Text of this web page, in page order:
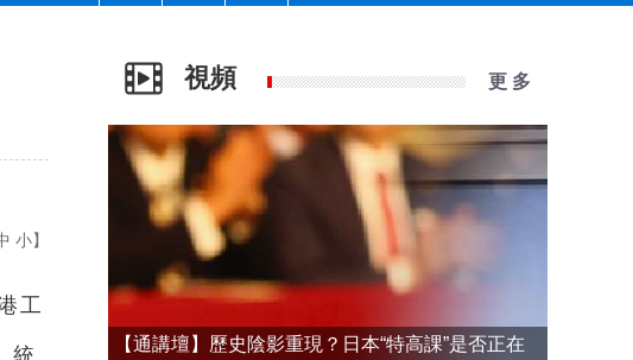
小】
工
統
視頻 更 多
【通講壇】歷史陰影重現？日本“特高課”是否正在